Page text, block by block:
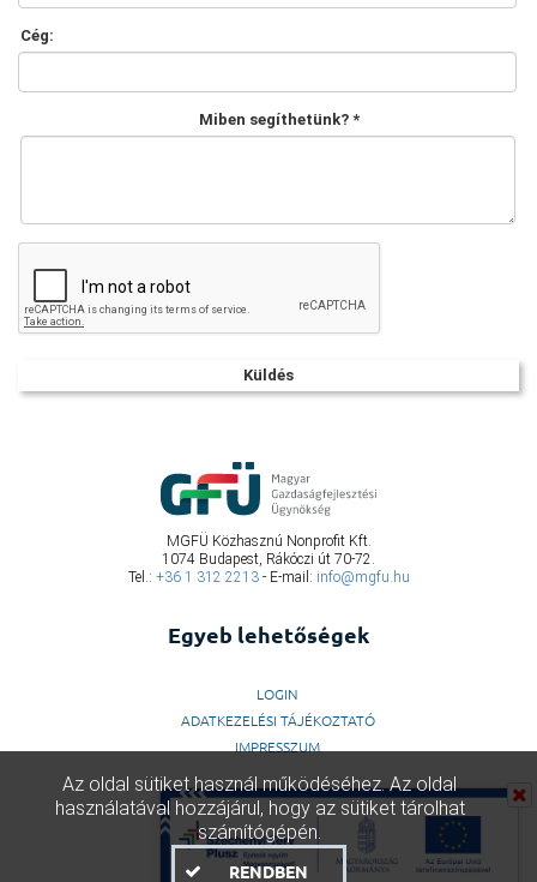
Cég:
Miben segíthetünk? *
MGFÜ Közhasznú Nonprofit Kft.
1074 Budapest, Rákóczi út 70-72.
Tel.: +36 1 312 2213- E-mail: info@mgfu.hu
Egyeb lehetőségek
LOGIN
ADATKEZELÉSI TÁJÉKOZTATÓ
IMPRESSZUM
Az oldal sütiket használ működéséhez. Az oldal
használatával hozzájárul, hogy az sütiket tárolhat
számítógépén.
RENDBEN